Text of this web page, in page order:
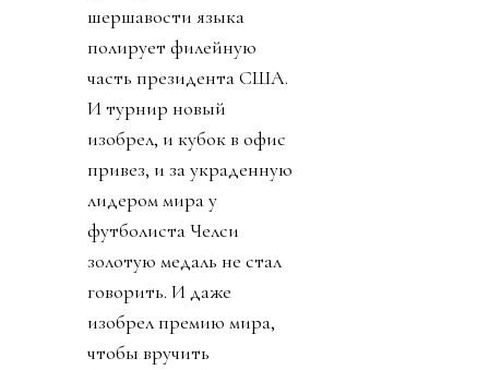
шершавости языка
полирует филейную
часть президента США.
И турнир новый
изобрел, и кубок в офис
привез, и за украденную
лидером мира у
футболиста Челси
золотую медаль не стал
говорить. И даже
изобрел премию мира,
чтобы вручить